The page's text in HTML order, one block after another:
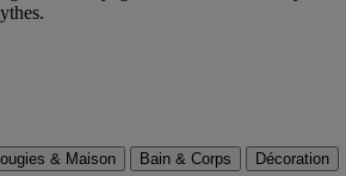
& Maison Bain & Corps Décoration